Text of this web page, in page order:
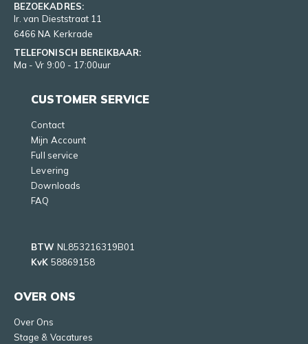
BEZOEKADRES:
Ir. van Dieststraat 11
6466 NA Kerkrade
TELEFONISCH BEREIKBAAR:
Ma - Vr 9:00 - 17:00uur
CUSTOMER SERVICE
Contact
Mijn Account
Full service
Levering
Downloads
FAQ
BTW NL853216319B01
KvK 58869158
OVER ONS
Over Ons
Stage & Vacatures